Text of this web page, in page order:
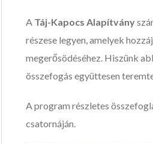
A Táj-Kapocs Alapítvány
részese legyen, amelyek
megerősödéséhez. Hiszünk
összefogás együttesen
A program részletes
csatornáján.